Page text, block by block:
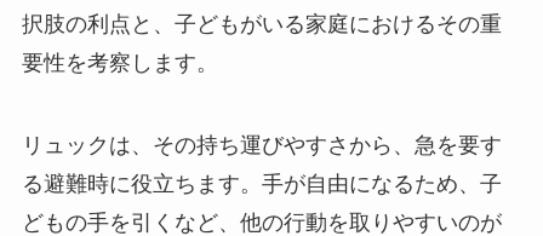
択肢の利点と、子どもがいる家庭におけるその重
要性を考察します。
リュックは、その持ち運びやすさから、急を要す
る避難時に役立ちます。手が自由になるため、子
どもの手を引くなど、他の行動を取りやすいのが